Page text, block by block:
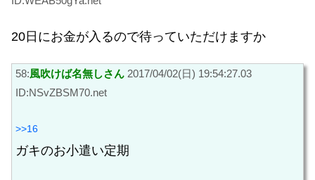
20日にお金が入るので待っていただけますか
58:風吹けば名無しさん 2017/04/02(日) 19:54:27.03
ID:NSvZBSM70.net
>>16
ガキのお小遣い定期